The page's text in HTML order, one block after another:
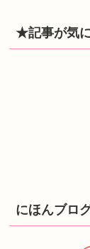
★記事が気
にほんブロ